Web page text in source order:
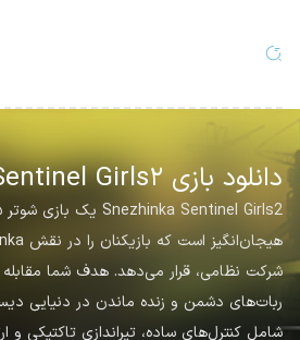
دانلود بازی Snezhinka Sentinel Girls۲
شرکت نظامی، قرار می‌دهد. هدف شما مقابله
ربات‌های دشمن و زنده ماندن در دنیایی
شامل کنترل‌های ساده، تیراندازی تاکتیکی و